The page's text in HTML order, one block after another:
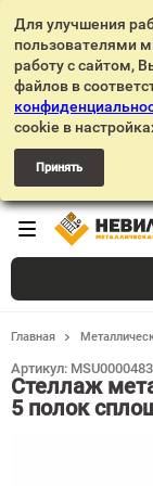
Для улучшения
пользователями
работу с сайтом,
файлов в
cookie в
Принять
Главная
Стеллаж
5 полок
Артикул: MSU0000483